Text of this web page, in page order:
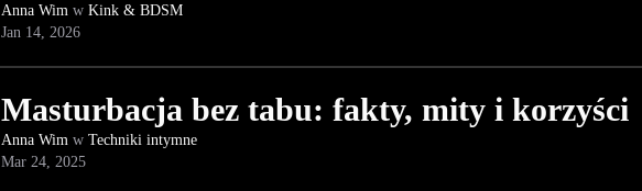
Anna Wimw Kink & BDSM
Jan 14, 2026
Masturbacja bez tabu: fakty, mity i korzyści
Anna Wimw Techniki intymne
Mar 24, 2025